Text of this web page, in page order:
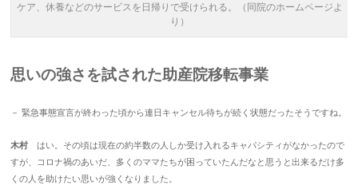
ケア、休養などのサービスを日帰りで受けられる。（同院のホームページよ
り）
思いの強さを試された助産院移転事業
－ 緊急事態宣言が終わった頃から連日キャンセル待ちが続く状態だったそうですね。
木村はい。その頃は現在の約半数の人しか受け入れるキャパシティがなかったので
すが、コロナ禍のあいだ、多くのママたちが困っていたんだなと思うと出来るだけ多
くの人を助けたい思いが強くなりました。